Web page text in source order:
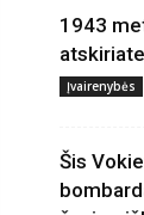
1943
Įvairenybės
Šis